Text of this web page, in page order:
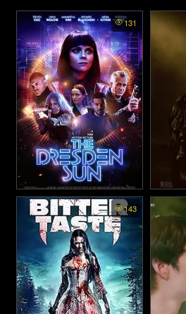
131
The Dresden Sun (2026)
Peaky
Man -
143